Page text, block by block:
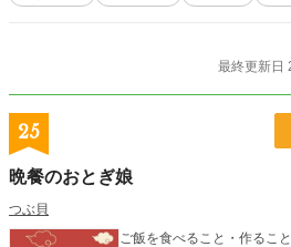
最終更新日
25
晩餐のおとぎ娘
つぶ貝
ご飯を食べること・作るこ